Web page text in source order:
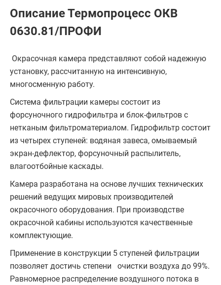
Описание Термопроцесс ОКВ
0630.81/ПРОФИ
Окрасочная камера представляют собой надежную
установку, рассчитанную на интенсивную,
многосменную работу.
Система фильтрации камеры состоит из
форсуночного гидрофильтра и блок-фильтров с
нетканым фильтроматериалом. Гидрофильтр состоит
из четырех ступеней: водяная завеса, омываемый
экран-дефлектор, форсуночный распылитель,
влагоотбойные каскады.
Камера разрабо­тана на основе лучших технических
ре­шений ведущих мировых производителей
окрасочного оборудования. При производстве
окрасочной кабины используются качествен­ные
комплектующие.
Применение в конструкции 5 ступеней фильтрации
позволяет достичь степени очи­стки воздуха до 99%.
Равномер­ное рас­пределение воздушного потока в